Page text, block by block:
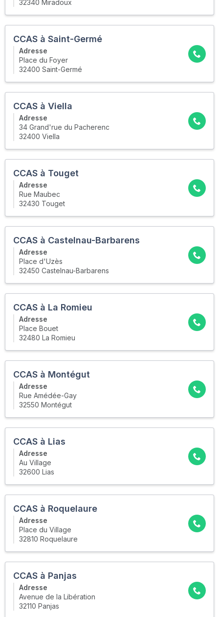
32340 Miradoux
CCAS à Saint-Germé
Adresse
Place du Foyer
32400 Saint-Germé
CCAS à Viella
Adresse
34 Grand'rue du Pacherenc
32400 Viella
CCAS à Touget
Adresse
Rue Maubec
32430 Touget
CCAS à Castelnau-Barbarens
Adresse
Place d'Uzès
32450 Castelnau-Barbarens
CCAS à La Romieu
Adresse
Place Bouet
32480 La Romieu
CCAS à Montégut
Adresse
Rue Amédée-Gay
32550 Montégut
CCAS à Lias
Adresse
Au Village
32600 Lias
CCAS à Roquelaure
Adresse
Place du Village
32810 Roquelaure
CCAS à Panjas
Adresse
Avenue de la Libération
32110 Panjas